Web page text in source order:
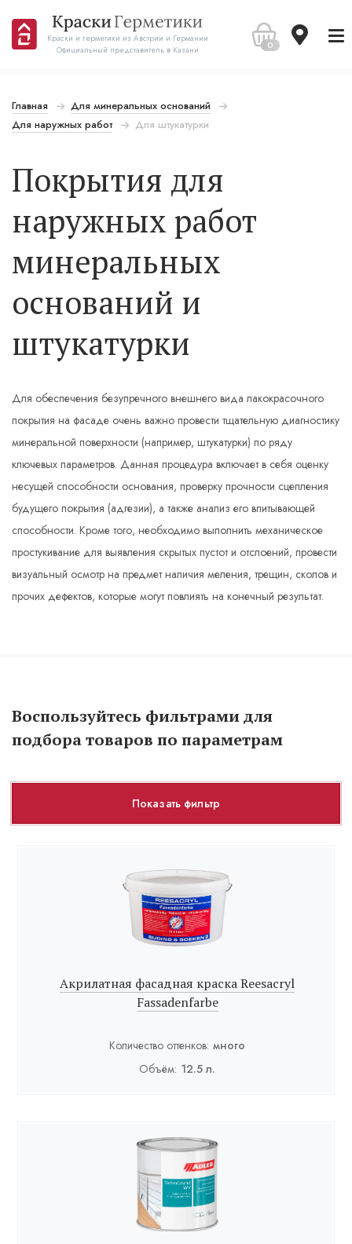
Краски и герметики из Австрии и Германии
Официальный представитель в Казани
0
Главная
Для минеральных оснований
Для наружных работ
Для штукатурки
Покрытия для
наружных работ
минеральных
оснований и
штукатурки
Для обеспечения безупречного внешнего вида лакокрасочного
покрытия на фасаде очень важно провести тщательную диагностику
минеральной поверхности (например, штукатурки) по ряду
ключевых параметров. Данная процедура включает в себя оценку
несущей способности основания, проверку прочности сцепления
будущего покрытия (адгезии), а также анализ его впитывающей
способности. Кроме того, необходимо выполнить механическое
простукивание для выявления скрытых пустот и отслоений, провести
визуальный осмотр на предмет наличия меления, трещин, сколов и
прочих дефектов, которые могут повлиять на конечный результат.
Воспользуйтесь фильтрами для
подбора товаров по параметрам
Показать фильтр
Акрилатная фасадная краска Reesacryl
Fassadenfarbe
Количество оттенков: много
Объём: 12.5 л.